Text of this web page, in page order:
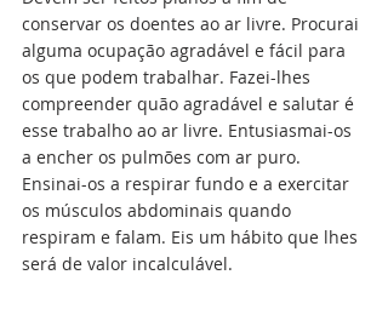
conservar os doentes ao ar livre. Procurai
alguma ocupação agradável e fácil para
os que podem trabalhar. Fazei-lhes
compreender quão agradável e salutar é
esse trabalho ao ar livre. Entusiasmai-os
a encher os pulmões com ar puro.
Ensinai-os a respirar fundo e a exercitar
os músculos abdominais quando
respiram e falam. Eis um hábito que lhes
será de valor incalculável.